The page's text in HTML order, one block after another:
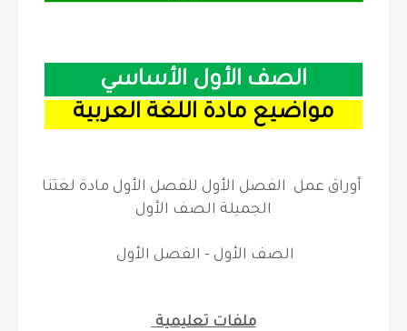
الصف الأول الأساسي
مواضيع مادة اللغة العربية
أوراق عمل الفصل الأول للفصل الأول مادة لغتنا
الجميلة الصف الأول
الصف الأول - الفصل الأول
ملفات تعليمية